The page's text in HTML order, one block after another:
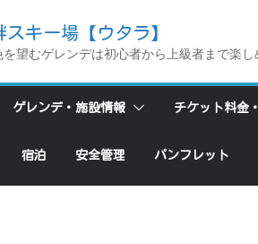
キー場【ウタラ】
望むゲレンデは初心者から上級者まで楽し
ゲレンデ・施設情報 チケット料金
宿泊 安全管理 パンフレット